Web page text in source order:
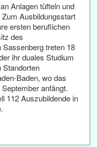
Anlagen tüfteln und
Ausbildungsstart
ersten beruflichen
des
treten 18
ihr duales Studium
Standorten
Baden, wo das
anfängt.
112 Auszubildende in